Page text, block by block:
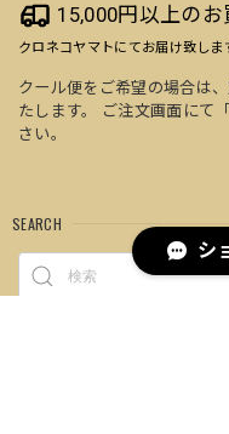
15,000円以上の
クロネコヤマトにてお届け致しま
クール便をご希望の場合は
たします。 ご注文画面にて
さい。
SEARCH
シ